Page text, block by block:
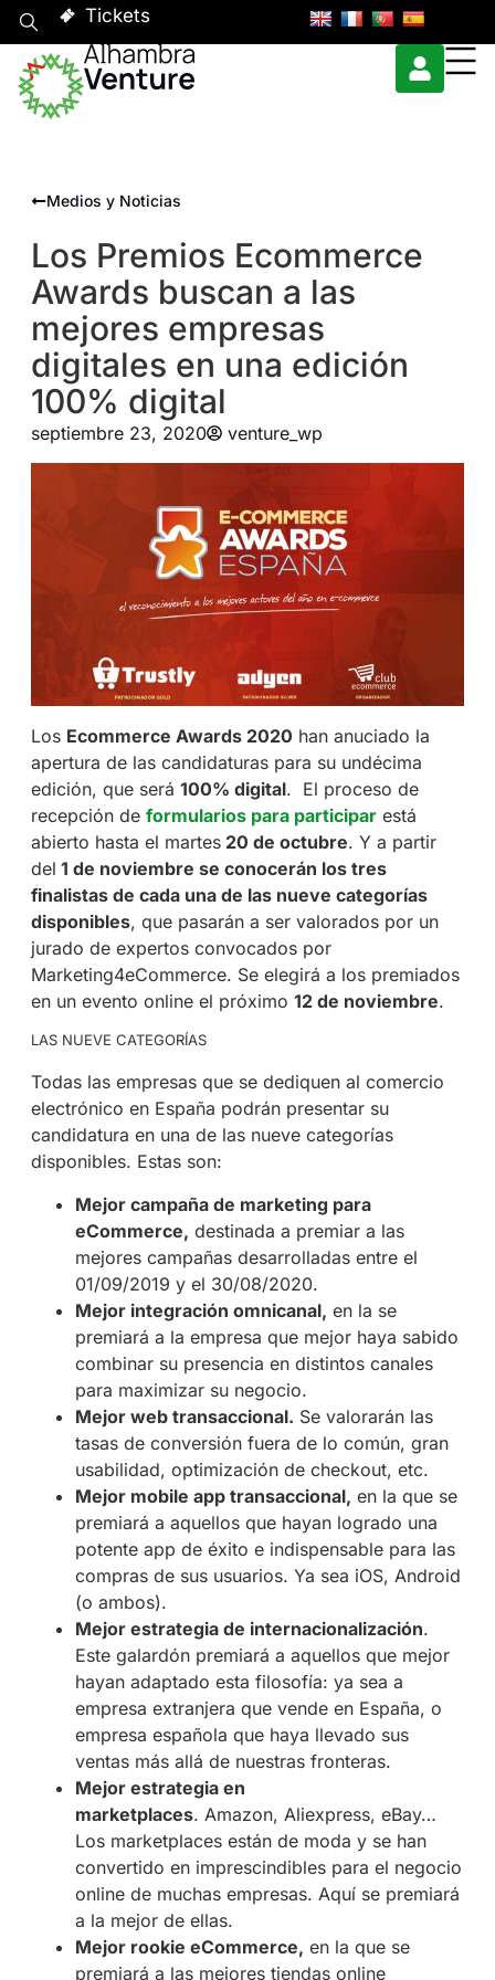
Tickets
Medios y Noticias
Los Premios Ecommerce
Awards buscan a las
mejores empresas
digitales en una edición
100% digital
septiembre 23, 2020 venture_wp
Los Ecommerce Awards 2020 han anuciado la
apertura de las candidaturas para su undécima
edición, que será 100% digital. El proceso de
recepción de formularios para participarestá
abierto hasta el martes20 de octubre. Y a partir
del 1 de noviembre se conocerán los tres
finalistas de cada una de las nueve categorías
disponibles, que pasarán a ser valorados por un
jurado de expertos convocados por
Marketing4eCommerce. Se elegirá a los premiados
en un evento online el próximo 12 de noviembre.
LAS NUEVE CATEGORÍAS
Todas las empresas que se dediquen al comercio
electrónico en España podrán presentar su
candidatura en una de las nueve categorías
disponibles. Estas son:
Mejor campaña de marketing para
eCommerce, destinada a premiar a las
mejores campañas desarrolladas entre el
01/09/2019 y el 30/08/2020.
Mejor integración omnicanal, en la se
premiará a la empresa que mejor haya sabido
combinar su presencia en distintos canales
para maximizar su negocio.
Mejor web transaccional. Se valorarán las
tasas de conversión fuera de lo común, gran
usabilidad, optimización de checkout, etc.
Mejor mobile app transaccional, en la que se
premiará a aquellos que hayan logrado una
potente app de éxito e indispensable para las
compras de sus usuarios. Ya sea iOS, Android
(o ambos).
Mejor estrategia de internacionalización.
Este galardón premiará a aquellos que mejor
hayan adaptado esta filosofía: ya sea a
empresa extranjera que vende en España, o
empresa española que haya llevado sus
ventas más allá de nuestras fronteras.
Mejor estrategia en
marketplaces. Amazon, Aliexpress, eBay…
Los marketplaces están de moda y se han
convertido en imprescindibles para el negocio
online de muchas empresas. Aquí se premiará
a la mejor de ellas.
Mejor rookie eCommerce, en la que se
premiará a las mejores tiendas online